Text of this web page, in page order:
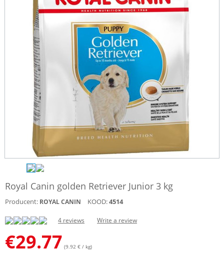
Royal Canin golden Retriever Junior 3 kg
Producent: ROYAL CANIN KOOD:4514
4 reviews Write a review
€29.77 (9.92 € / kg)